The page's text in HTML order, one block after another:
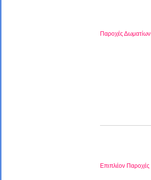
Παροχές Δωματίων
Επιπλέον Παροχές